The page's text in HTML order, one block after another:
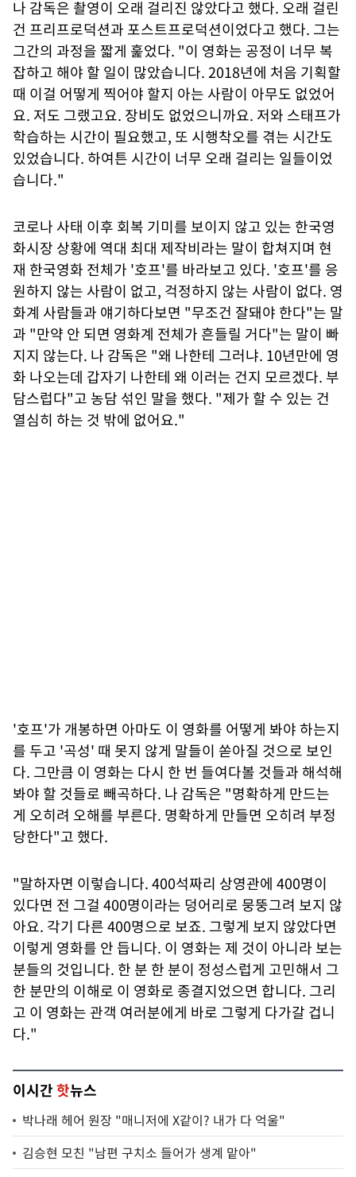
나 감독은 촬영이 오래 걸리진 않았다고 했다. 오래 걸린
건 프리프로덕션과 포스트프로덕션이었다고 했다. 그는
그간의 과정을 짧게 훑었다. "이 영화는 공정이 너무 복
잡하고 해야 할 일이 많았습니다. 2018년에 처음 기획할
때 이걸 어떻게 찍어야 할지 아는 사람이 아무도 없었어
요. 저도 그랬고요. 장비도 없었으니까요. 저와 스태프가
학습하는 시간이 필요했고, 또 시행착오를 겪는 시간도
있었습니다. 하여튼 시간이 너무 오래 걸리는 일들이었
습니다."
코로나 사태 이후 회복 기미를 보이지 않고 있는 한국영
화시장 상황에 역대 최대 제작비라는 말이 합쳐지며 현
재 한국영화 전체가 '호프'를 바라보고 있다. '호프'를 응
원하지 않는 사람이 없고, 걱정하지 않는 사람이 없다. 영
화계 사람들과 얘기하다보면 "무조건 잘돼야 한다"는 말
과 "만약 안 되면 영화계 전체가 흔들릴 거다"는 말이 빠
지지 않는다. 나 감독은 "왜 나한테 그러냐. 10년만에 영
화 나오는데 갑자기 나한테 왜 이러는 건지 모르겠다. 부
담스럽다"고 농담 섞인 말을 했다. "제가 할 수 있는 건
열심히 하는 것 밖에 없어요."
'호프'가 개봉하면 아마도 이 영화를 어떻게 봐야 하는지
를 두고 '곡성' 때 못지 않게 말들이 쏟아질 것으로 보인
다. 그만큼 이 영화는 다시 한 번 들여다볼 것들과 해석해
봐야 할 것들로 빼곡하다. 나 감독은 "명확하게 만드는
게 오히려 오해를 부른다. 명확하게 만들면 오히려 부정
당한다"고 했다.
"말하자면 이렇습니다. 400석짜리 상영관에 400명이
있다면 전 그걸 400명이라는 덩어리로 뭉뚱그려 보지 않
아요. 각기 다른 400명으로 보죠. 그렇게 보지 않았다면
이렇게 영화를 안 듭니다. 이 영화는 제 것이 아니라 보는
분들의 것입니다. 한 분 한 분이 정성스럽게 고민해서 그
한 분만의 이해로 이 영화로 종결지었으면 합니다. 그리
고 이 영화는 관객 여러분에게 바로 그렇게 다가갈 겁니
다."
이시간핫뉴스
박나래 헤어 원장 "매니저에 X같이? 내가 다 억울"
김승현 모친 "남편 구치소 들어가 생계 맡아"